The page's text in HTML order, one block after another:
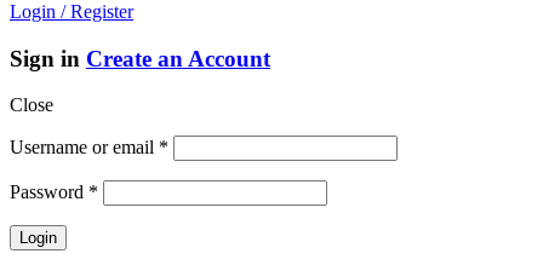
Login / Register
Sign in Create an Account
Close
Username or email *
Password *